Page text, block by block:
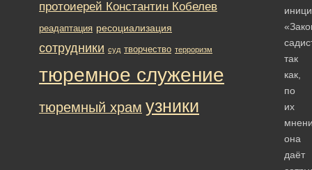
так
как,
по
их
она
даёт
протоиерей Константин Кобелев
реадаптация ресоциализация
сотрудники суд творчество терроризм
тюремное служение
тюремный храм узники